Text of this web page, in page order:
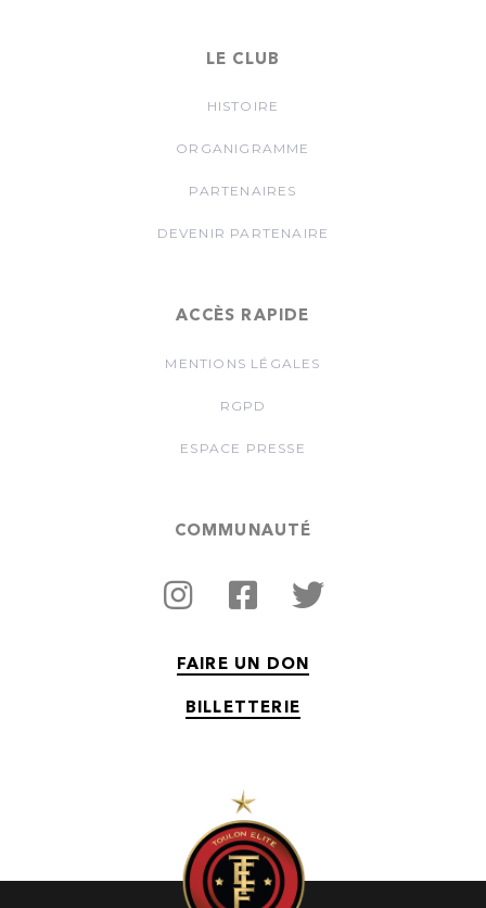
LE CLUB
HISTOIRE
ORGANIGRAMME
PARTENAIRES
DEVENIR PARTENAIRE
ACCÈS RAPIDE
MENTIONS LÉGALES
RGPD
ESPACE PRESSE
COMMUNAUTÉ
FAIRE UN DON
BILLETTERIE